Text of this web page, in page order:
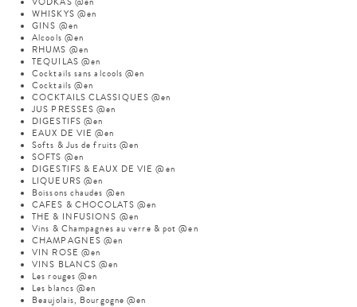
WHISKYS @en
GINS @en
Alcools @en
RHUMS @en
TEQUILAS @en
Cocktails sans alcools @en
Cocktails @en
COCKTAILS CLASSIQUES @en
JUS PRESSES @en
DIGESTIFS @en
EAUX DE VIE @en
Softs & Jus de fruits @en
SOFTS @en
DIGESTIFS & EAUX DE VIE @en
LIQUEURS @en
Boissons chaudes @en
CAFES & CHOCOLATS @en
THE & INFUSIONS @en
Vins & Champagnes au verre & pot @en
CHAMPAGNES @en
VIN ROSE @en
VINS BLANCS @en
Les rouges @en
Les blancs @en
Beaujolais, Bourgogne @en